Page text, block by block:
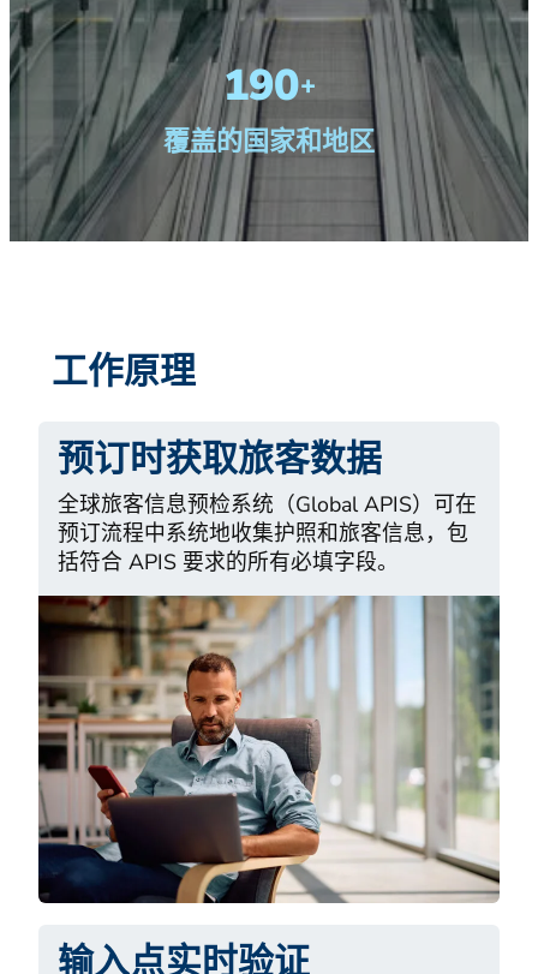
190+
覆盖的国家和地区
工作原理
预订时获取旅客数据
全球旅客信息预检系统（Global APIS）可在
预订流程中系统地收集护照和旅客信息，包
括符合 APIS 要求的所有必填字段。
输入点实时验证